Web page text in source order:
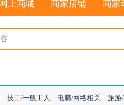
网上商城 商家店铺 商家
技工/一般工人 电脑/网络相关
旅游